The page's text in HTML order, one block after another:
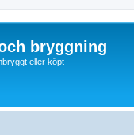
bryggning
eller köpt